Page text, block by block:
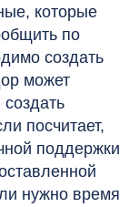
которые
по
создать
может
посчитает,
поддержки
нужно время